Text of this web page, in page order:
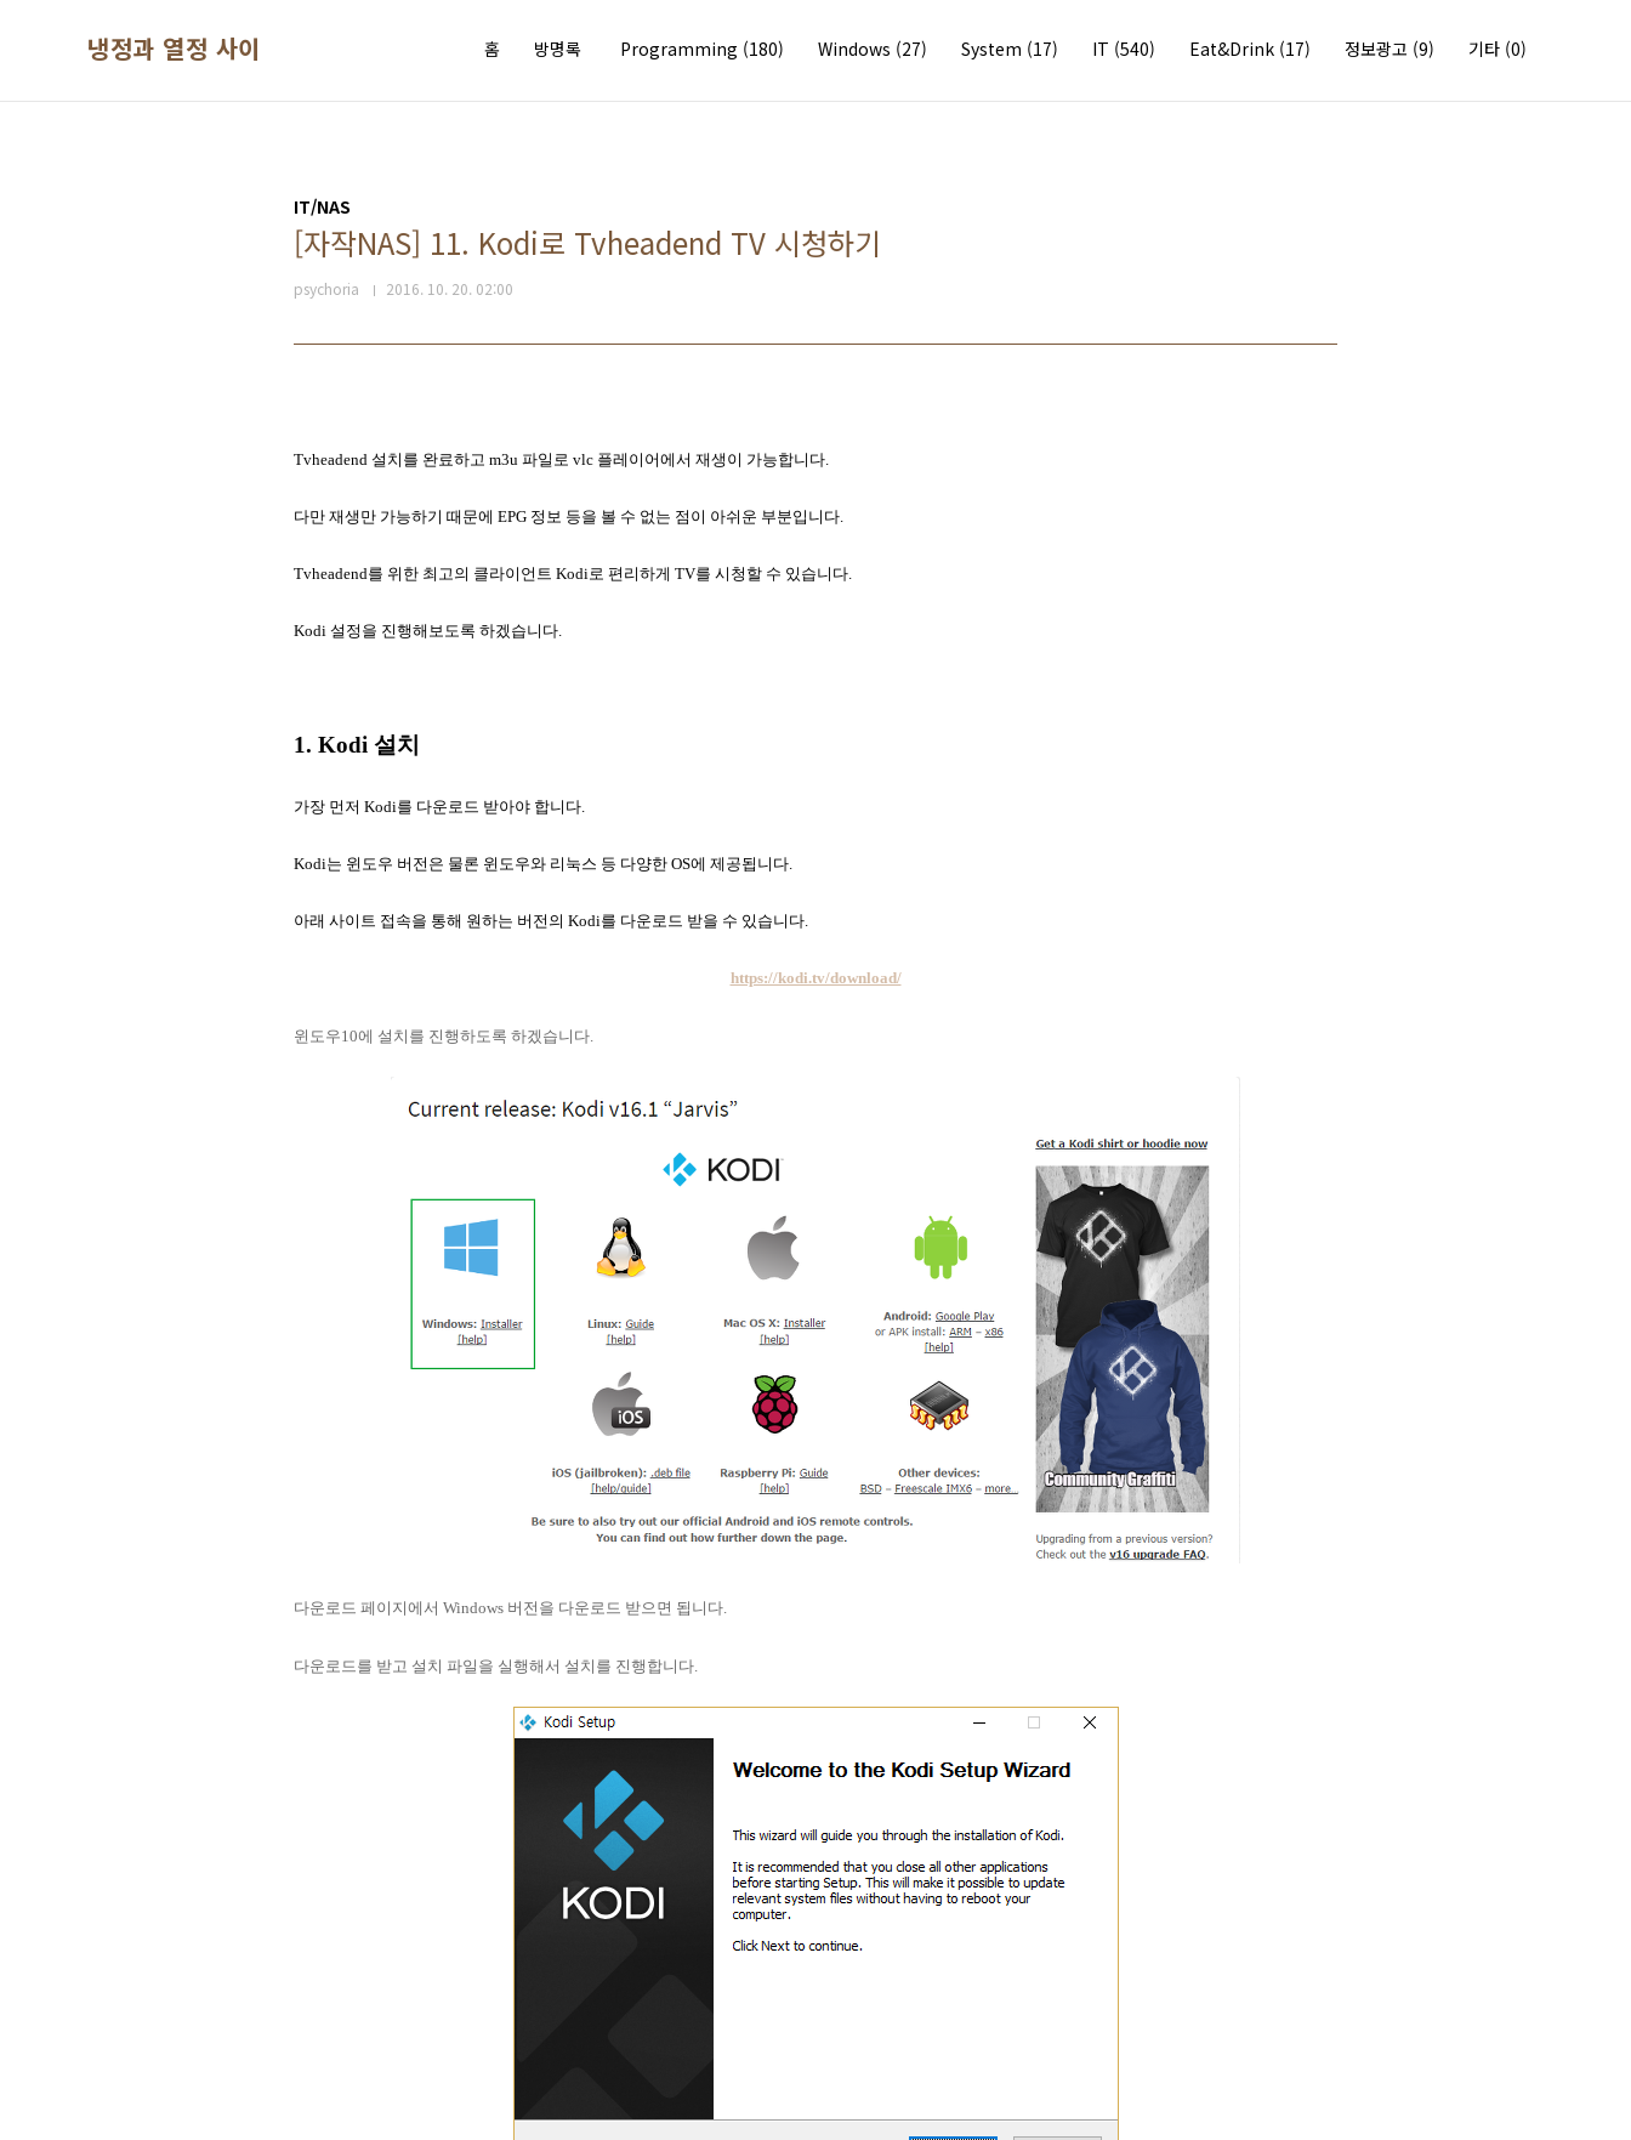
냉정과 열정 사이 홈 방명록 Programming (180) Windows (27) System (17) IT (540) Eat&Drink (17) 정보광고 (9) 기타 (0)
IT/NAS
[자작NAS] 11. Kodi로 Tvheadend TV 시청하기
psychoria 2016. 10. 20. 02:00
Tvheadend 설치를 완료하고 m3u 파일로 vlc 플레이어에서 재생이 가능합니다.
다만 재생만 가능하기 때문에 EPG 정보 등을 볼 수 없는 점이 아쉬운 부분입니다.
Tvheadend를 위한 최고의 클라이언트 Kodi로 편리하게 TV를 시청할 수 있습니다.
Kodi 설정을 진행해보도록 하겠습니다.
1. Kodi 설치
가장 먼저 Kodi를 다운로드 받아야 합니다.
Kodi는 윈도우 버전은 물론 윈도우와 리눅스 등 다양한 OS에 제공됩니다.
아래 사이트 접속을 통해 원하는 버전의 Kodi를 다운로드 받을 수 있습니다.
https://kodi.tv/download/
윈도우10에 설치를 진행하도록 하겠습니다.
다운로드 페이지에서 Windows 버전을 다운로드 받으면 됩니다.
다운로드를 받고 설치 파일을 실행해서 설치를 진행합니다.